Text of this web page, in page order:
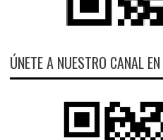
ÚNETE A NUESTRO CANAL